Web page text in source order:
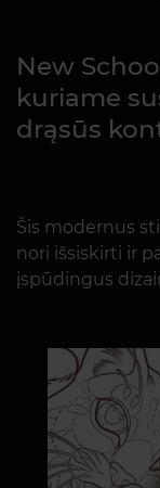
New
kuriame
drąsūs
Šis modernus
nori išsiskirti ir
įspūdingus